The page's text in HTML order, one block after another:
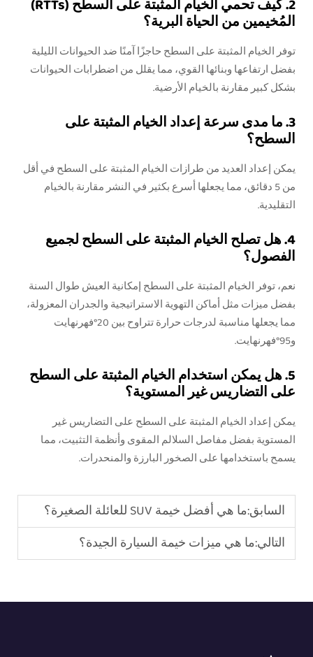
2. كيف تحمي الخيام المثبتة على السطح (RTTs)
المُخيمين من الحياة البرية؟
توفر الخيام المثبتة على السطح حاجزًا آمنًا ضد الحيوانات الليلية
بفضل ارتفاعها وبنائها القوي، مما يقلل من اضطرابات الحيوانات
بشكل كبير مقارنة بالخيام الأرضية.
3. ما مدى سرعة إعداد الخيام المثبتة على
السطح؟
يمكن إعداد العديد من طرازات الخيام المثبتة على السطح في أقل
من 5 دقائق، مما يجعلها أسرع بكثير في النشر مقارنة بالخيام
التقليدية.
4. هل تصلح الخيام المثبتة على السطح لجميع
الفصول؟
نعم، توفر الخيام المثبتة على السطح إمكانية العيش طوال السنة
بفضل ميزات مثل أماكن التهوية الاستراتيجية والجدران المعزولة،
مما يجعلها مناسبة لدرجات حرارة تتراوح بين 20°فهرنهايت
و95°فهرنهايت.
5. هل يمكن استخدام الخيام المثبتة على السطح
على التضاريس غير المستوية؟
يمكن إعداد الخيام المثبتة على السطح على التضاريس غير
المستوية بفضل مفاصل السلالم المقوى وأنظمة التثبيت، مما
يسمح باستخدامها على الصخور البارزة والمنحدرات.
السابق:ما هي أفضل خيمة SUV للعائلة الصغيرة؟
التالي:ما هي ميزات خيمة السيارة الجيدة؟